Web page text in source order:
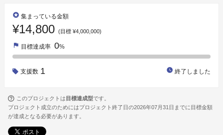
stars 集まっている金額
¥14,800 (目標 ¥4,000,000)
flag 目標達成率 0%
支援数 1 watch_later 終了しました
このプロジェクトは 目標達成型です。
プロジェクト成立のためにはプロジェクト終了日の2026年07月31日までに目標金額
が達成となる必要があります。